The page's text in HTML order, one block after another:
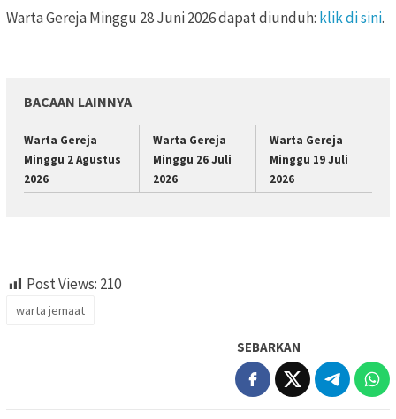
Warta Gereja Minggu 28 Juni 2026 dapat diunduh: klik di sini.
BACAAN LAINNYA
Warta Gereja
Minggu 2 Agustus
2026
Warta Gereja
Minggu 26 Juli
2026
Warta Gereja
Minggu 19 Juli
2026
Post Views: 210
warta jemaat
SEBARKAN